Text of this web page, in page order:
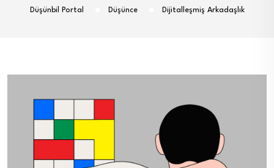
Düşünbil Portal Düşünce Dijitalleşmiş Arkadaşlık